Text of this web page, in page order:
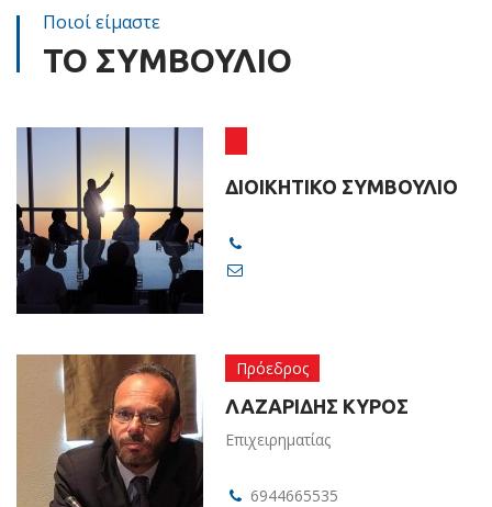
Ποιοί είμαστε
ΤΟ ΣΥΜΒΟΥΛΙΟ
ΔΙΟΙΚΗΤΙΚΟ ΣΥΜΒΟΥΛΙΟ
Πρόεδρος
ΛΑΖΑΡΙΔΗΣ ΚΥΡΟΣ
Επιχειρηματίας
6944665535